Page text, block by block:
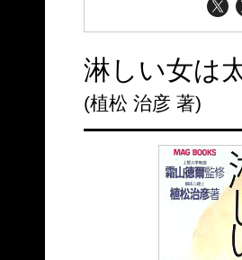
淋しい女は
(植松 治彦 著)